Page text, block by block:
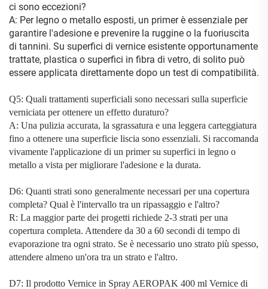
ci sono eccezioni?
A: Per legno o metallo esposti, un primer è essenziale per
garantire l'adesione e prevenire la ruggine o la fuoriuscita
di tannini. Su superfici di vernice esistente opportunamente
trattate, plastica o superfici in fibra di vetro, di solito può
essere applicata direttamente dopo un test di compatibilità.
Q5: Quali trattamenti superficiali sono necessari sulla superficie
verniciata per ottenere un effetto duraturo?
A: Una pulizia accurata, la sgrassatura e una leggera carteggiatura
fino a ottenere una superficie liscia sono essenziali. Si raccomanda
vivamente l'applicazione di un primer su superfici in legno o
metallo a vista per migliorare l'adesione e la durata.
D6: Quanti strati sono generalmente necessari per una copertura
completa? Qual è l'intervallo tra un ripassaggio e l'altro?
R: La maggior parte dei progetti richiede 2-3 strati per una
copertura completa. Attendere da 30 a 60 secondi di tempo di
evaporazione tra ogni strato. Se è necessario uno strato più spesso,
attendere almeno un'ora tra un strato e l'altro.
D7: Il prodotto Vernice in Spray AEROPAK 400 ml Vernice di